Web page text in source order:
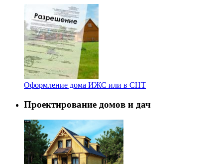
Оформление дома ИЖС или в СНТ
Проектирование домов и дач